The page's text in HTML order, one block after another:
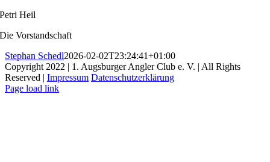
Petri Heil
Die Vorstandschaft
Stephan Schedl2026-02-02T23:24:41+01:00
Copyright 2022 | 1. Augsburger Angler Club e. V. | All Rights
Reserved | Impressum Datenschutzerklärung
Page load link